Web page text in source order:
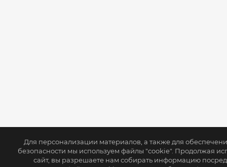
Для персонализации материалов, а также для
безопасности мы используем файлы "cookie". Продолжая
сайт, вы разрешаете нам собирать информацию